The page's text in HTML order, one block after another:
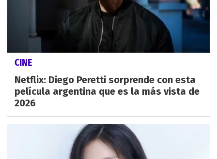
CINE
Netflix: Diego Peretti sorprende con esta
película argentina que es la más vista de
2026